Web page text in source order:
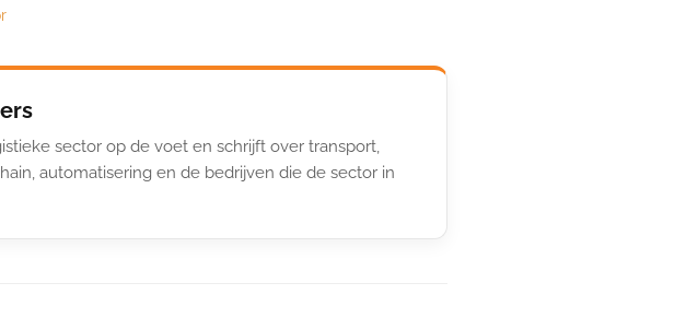
sector op de voet en schrijft over transport,
automatisering en de bedrijven die de sector in